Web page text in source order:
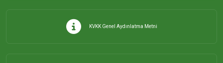
KVKK Genel Aydınlatma Metni